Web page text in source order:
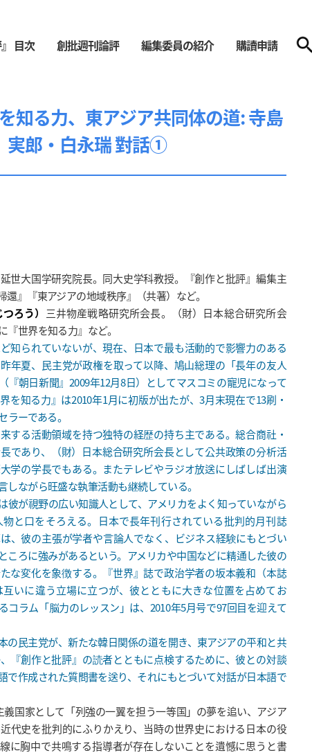
目次 創批週刊論評 編集委員の紹介 購讀申請
を知る力、東アジア共同体の道: 寺島
実郎・白永瑞 對話①
延世大国学研究院長。同大史学科教授。『創作と批評』編集主
』『東アジアの地域秩序』（共著）など。
ろう） 三井物産戦略研究所会長。（財）日本総合研究所会
世界を知る力』など。
知られていないが、現在、日本で最も活動的で影響力のある
年夏、民主党が政権を取って以降、鳩山総理の「長年の友人
『朝日新聞』2009年12月8日）としてマスコミの寵児になって
を知る力』は2010年1月に初版が出たが、3月末現在で13刷・
ラーである。
する活動領域を持つ独特の経歴の持ち主である。総合商社・
であり、（財）日本総合研究所会長として公共政策の分析活
学の学長でもある。またテレビやラジオ放送にしばしば出演
しながら旺盛な執筆活動も継続している。
彼が視野の広い知識人として、アメリカをよく知っていながら
と口をそろえる。日本で長年刊行されている批判的月刊誌
、彼の主張が学者や言論人でなく、ビジネス経験にもとづい
ころに強みがあるという。アメリカや中国などに精通した彼の
な変化を象徴する。『世界』誌で政治学者の坂本義和（本誌
いに違う立場に立つが、彼とともに大きな位置を占めてお
コラム「脳力のレッスン」は、2010年5月号で97回目を迎えて
の民主党が、新たな韓日関係の道を開き、東アジアの平和と共
『創作と批評』の読者とともに点検するために、彼との対談
で作成された質問書を送り、それにもとづいて対話が日本語で
義国家として「列強の一翼を担う一等国」の夢を追い、アジア
代史を批判的にふりかえり、当時の世界史における日本の役
に胸中で共鳴する指導者が存在しないことを遺憾に思うと書